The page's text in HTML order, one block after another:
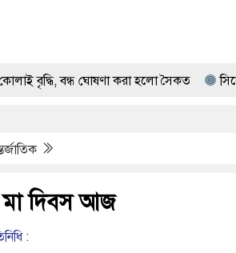
করা হলো সৈকত সিলেটে দুই বাসের
মা দিবস আজ
: